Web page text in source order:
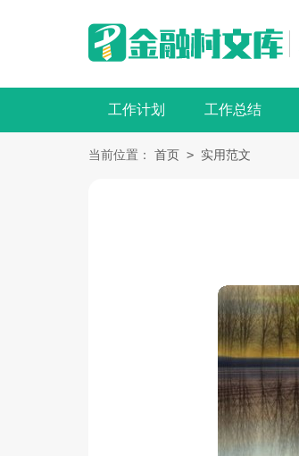
工作计划 工作总结
当前位置： 首页 > 实用范文